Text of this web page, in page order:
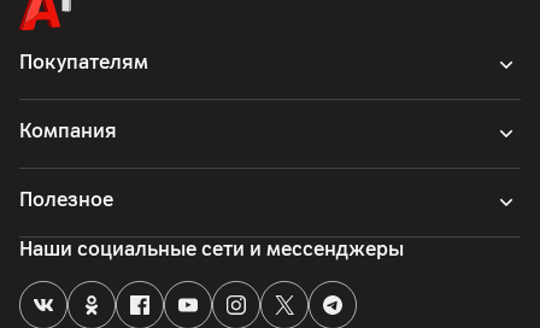
Покупателям
Компания
Полезное
Наши социальные сети и мессенджеры